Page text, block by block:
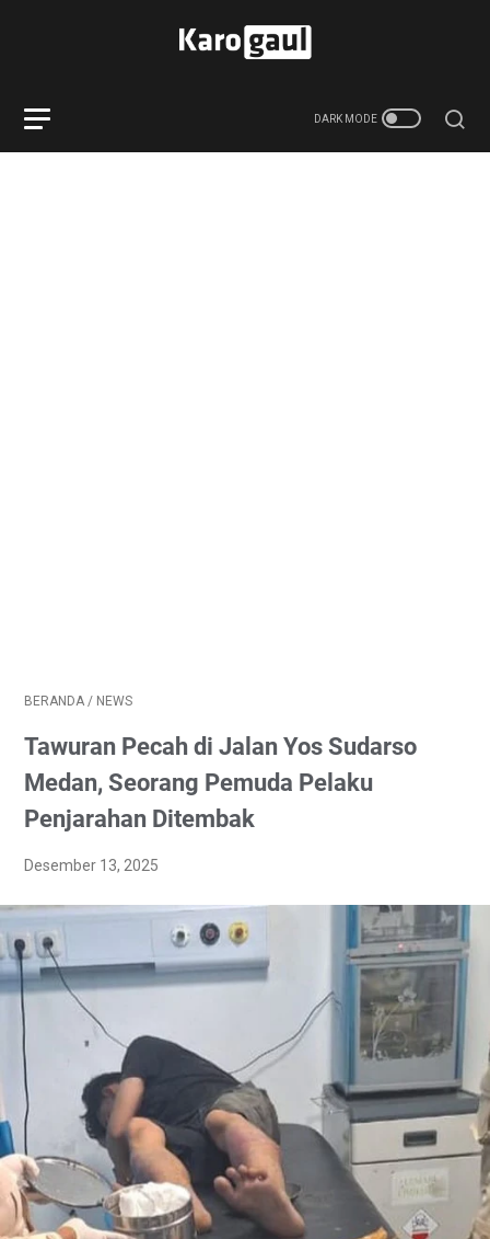
BERANDA / NEWS
Tawuran Pecah di Jalan Yos Sudarso
Medan, Seorang Pemuda Pelaku
Penjarahan Ditembak
Desember 13, 2025